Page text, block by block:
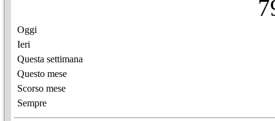
7
Oggi
Ieri
Questa settimana
Questo mese
Scorso mese
Sempre